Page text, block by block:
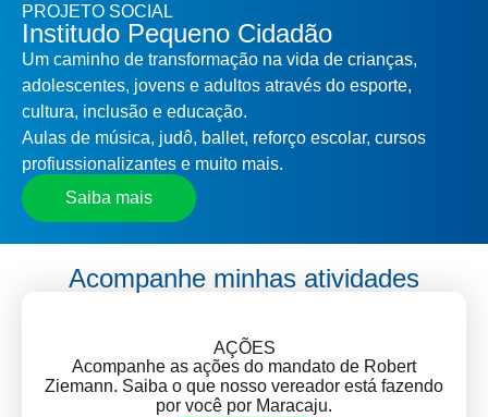
PROJETO SOCIAL
Institudo Pequeno Cidadão
Um caminho de transformação na vida de crianças,
adolescentes, jovens e adultos através do esporte,
cultura, inclusão e educação.
Aulas de música, judô, ballet, reforço escolar, cursos
profiussionalizantes e muito mais.
Saiba mais
Acompanhe minhas atividades
AÇÕES
Acompanhe as ações do mandato de Robert
Ziemann. Saiba o que nosso vereador está fazendo
por você por Maracaju.